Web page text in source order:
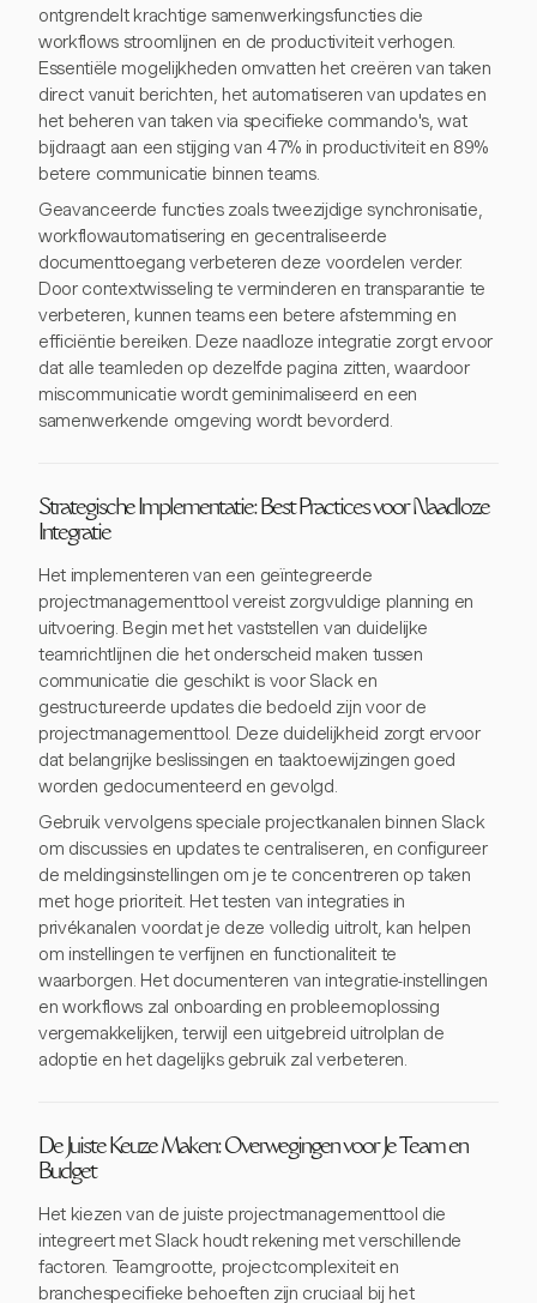
ontgrendelt krachtige samenwerkingsfuncties die
workflows stroomlijnen en de productiviteit verhogen.
Essentiële mogelijkheden omvatten het creëren van taken
direct vanuit berichten, het automatiseren van updates en
het beheren van taken via specifieke commando's, wat
bijdraagt aan een stijging van 47% in productiviteit en 89%
betere communicatie binnen teams.
Geavanceerde functies zoals tweezijdige synchronisatie,
workflowautomatisering en gecentraliseerde
documenttoegang verbeteren deze voordelen verder.
Door contextwisseling te verminderen en transparantie te
verbeteren, kunnen teams een betere afstemming en
efficiëntie bereiken. Deze naadloze integratie zorgt ervoor
dat alle teamleden op dezelfde pagina zitten, waardoor
miscommunicatie wordt geminimaliseerd en een
samenwerkende omgeving wordt bevorderd.
Strategische Implementatie: Best Practices voor Naadloze
Integratie
Het implementeren van een geïntegreerde
projectmanagementtool vereist zorgvuldige planning en
uitvoering. Begin met het vaststellen van duidelijke
teamrichtlijnen die het onderscheid maken tussen
communicatie die geschikt is voor Slack en
gestructureerde updates die bedoeld zijn voor de
projectmanagementtool. Deze duidelijkheid zorgt ervoor
dat belangrijke beslissingen en taaktoewijzingen goed
worden gedocumenteerd en gevolgd.
Gebruik vervolgens speciale projectkanalen binnen Slack
om discussies en updates te centraliseren, en configureer
de meldingsinstellingen om je te concentreren op taken
met hoge prioriteit. Het testen van integraties in
privékanalen voordat je deze volledig uitrolt, kan helpen
om instellingen te verfijnen en functionaliteit te
waarborgen. Het documenteren van integratie-instellingen
en workflows zal onboarding en probleemoplossing
vergemakkelijken, terwijl een uitgebreid uitrolplan de
adoptie en het dagelijks gebruik zal verbeteren.
De Juiste Keuze Maken: Overwegingen voor Je Team en
Budget
Het kiezen van de juiste projectmanagementtool die
integreert met Slack houdt rekening met verschillende
factoren. Teamgrootte, projectcomplexiteit en
branchespecifieke behoeften zijn cruciaal bij het